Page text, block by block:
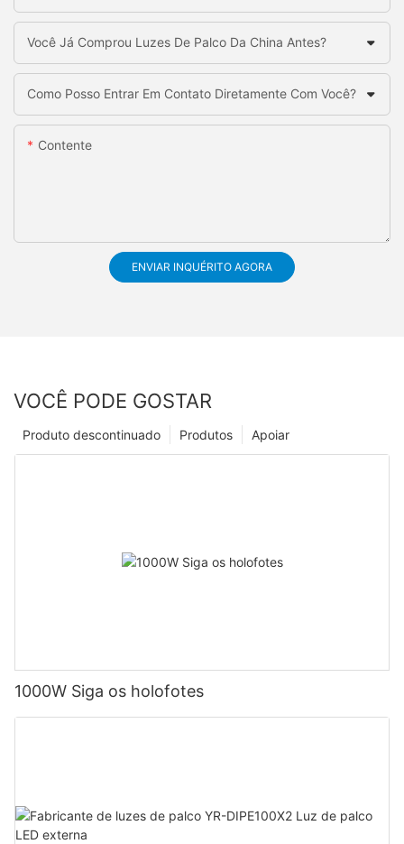
Você Já Comprou Luzes De Palco Da China Antes?
Como Posso Entrar Em Contato Diretamente Com Você?
Contente
ENVIAR INQUÉRITO AGORA
VOCÊ PODE GOSTAR
Apoiar
Produtos
Produto descontinuado
1000W Siga os holofotes